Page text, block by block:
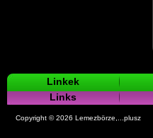
Linkek
Links
Copyright © 2026 Lemezbörze,...plusz